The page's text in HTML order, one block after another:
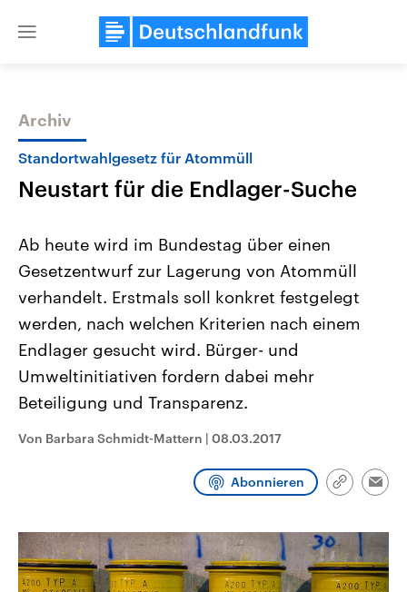
Close
Themen
Landtagswahl Sachsen-Anhalt
2026
Alle Informationen
Sachsen-Anhalt wählt am 6.
September 2026 einen neuen
Bundesland von einer Koalition aus
Umfragen, Prognosen,
Wahlprogramme, aktuelle Berichte
und Kandidaten der anstehenden
USA
Aktuelle Beiträge,
Hintergründe
Wirtschaftlich und
gehören die Vereinigten
mit großem Einfluss auf
Archiv
Standortwahlgesetz für Atommüll
Neustart für die Endlager-Suche
Ab heute wird im Bundestag über einen
Gesetzentwurf zur Lagerung von Atommüll
verhandelt. Erstmals soll konkret festgelegt
werden, nach welchen Kriterien nach einem
Endlager gesucht wird. Bürger- und
Umweltinitiativen fordern dabei mehr
Beteiligung und Transparenz.
Von Barbara Schmidt-Mattern | 08.03.2017
Abonnieren
Link